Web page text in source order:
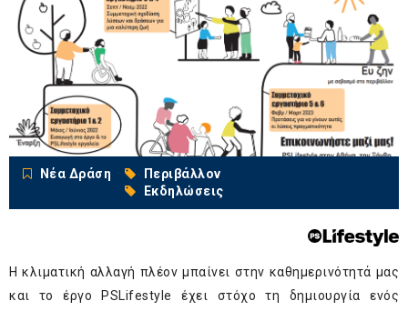
Νέα Δράση
Περιβάλλον
Εκδηλώσεις
Η κλιματική αλλαγή πλέον μπαίνει στην καθημερινότητά μας
και το έργο PSLifestyle έχει στόχο τη δημιουργία ενός